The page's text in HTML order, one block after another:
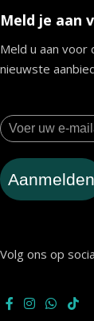
Meld je aan
Meld u aan voor
nieuwste
Aanmelden
Volg ons op